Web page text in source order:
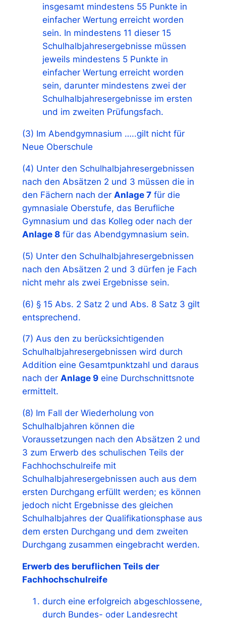
insgesamt mindestens 55 Punkte in
einfacher Wertung erreicht worden
sein. In mindestens 11 dieser 15
Schulhalbjahresergebnisse müssen
jeweils mindestens 5 Punkte in
einfacher Wertung erreicht worden
sein, darunter mindestens zwei der
Schulhalbjahresergebnisse im ersten
und im zweiten Prüfungsfach.
(3) Im Abendgymnasium …..gilt nicht für
Neue Oberschule
(4) Unter den Schulhalbjahresergebnissen
nach den Absätzen 2 und 3 müssen die in
den Fächern nach der Anlage 7für die
gymnasiale Oberstufe, das Berufliche
Gymnasium und das Kolleg oder nach der
Anlage 8für das Abendgymnasium sein.
(5) Unter den Schulhalbjahresergebnissen
nach den Absätzen 2 und 3 dürfen je Fach
nicht mehr als zwei Ergebnisse sein.
(6) § 15 Abs. 2 Satz 2 und Abs. 8 Satz 3 gilt
entsprechend.
(7) Aus den zu berücksichtigenden
Schulhalbjahresergebnissen wird durch
Addition eine Gesamtpunktzahl und daraus
nach der Anlage 9eine Durchschnittsnote
ermittelt.
(8) Im Fall der Wiederholung von
Schulhalbjahren können die
Voraussetzungen nach den Absätzen 2 und
3 zum Erwerb des schulischen Teils der
Fachhochschulreife mit
Schulhalbjahresergebnissen auch aus dem
ersten Durchgang erfüllt werden; es können
jedoch nicht Ergebnisse des gleichen
Schulhalbjahres der Qualifikationsphase aus
dem ersten Durchgang und dem zweiten
Durchgang zusammen eingebracht werden.
Erwerb des beruflichen Teils der
Fachhochschulreife
durch eine erfolgreich abgeschlossene,
durch Bundes- oder Landesrecht